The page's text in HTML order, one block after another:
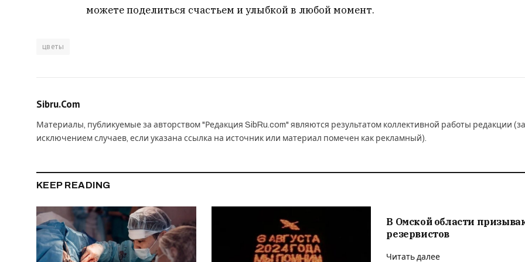
можете поделиться счастьем и улыбкой в любой момент.
цветы
Sibru.Com
Материалы, публикуемые за авторством "Редакция SibRu.com" являются результатом коллективной работы редакции (за
исключением случаев, если указана ссылка на источник или материал помечен как рекламный).
KEEP READING
В Омской области
резервистов
Читать далее